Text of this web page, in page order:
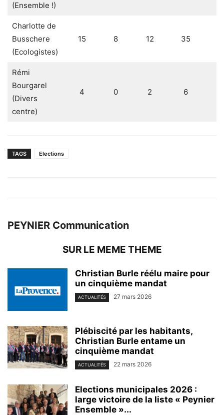
(Ensemble !)
Charlotte de
Busschere
(Ecologistes)
15 8 12 35
Rémi
Bourgarel
(Divers
centre)
4 0 2 6
TAGS Elections
PEYNIER Communication
SUR LE MEME THEME
Christian Burle réélu maire pour
un cinquième mandat
ACTUALITÉS 27 mars 2026
Plébiscité par les habitants,
Christian Burle entame un
cinquième mandat
ACTUALITÉS 22 mars 2026
Elections municipales 2026 :
large victoire de la liste « Peynier
Ensemble »...